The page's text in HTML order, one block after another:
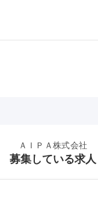
ＡＩＰＡ株式会社
募集している求人